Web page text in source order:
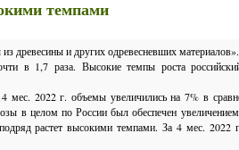
темпами
древесины и других одревесневших материалов».
в 1,7 раза. Высокие темпы роста
2022 г. объемы увеличились на 7% в
в целом по России был обеспечен
растет высокими темпами. За 4 мес.